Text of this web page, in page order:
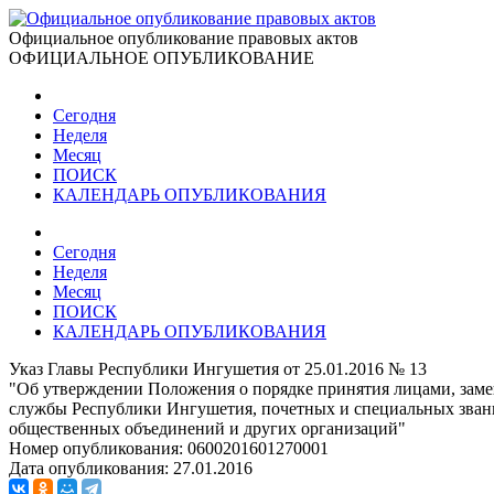
Официальное опубликование правовых актов
ОФИЦИАЛЬНОЕ ОПУБЛИКОВАНИЕ
Сегодня
Неделя
Месяц
ПОИСК
КАЛЕНДАРЬ ОПУБЛИКОВАНИЯ
Сегодня
Неделя
Месяц
ПОИСК
КАЛЕНДАРЬ ОПУБЛИКОВАНИЯ
Указ Главы Республики Ингушетия от 25.01.2016 № 13
"Об утверждении Положения о порядке принятия лицами,
службы Республики Ингушетия, почетных и специальных
общественных объединений и других организаций"
Номер опубликования: 0600201601270001
Дата опубликования: 27.01.2016